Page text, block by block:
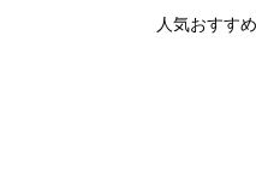
人気おすす